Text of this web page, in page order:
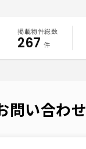
掲載物件総数
267 件
問い合わせ